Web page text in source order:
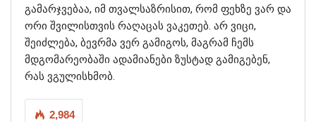
გამარჯვებაა, იმ თვალსაზრისით, რომ ფეხზე ვარ და
ორი შვილისთვის რაღაცას ვაკეთებ. არ ვიცი,
შეიძლება, ბევრმა ვერ გამიგოს, მაგრამ ჩემს
მდგომარეობაში ადამიანები ზუსტად გამიგებენ,
რას ვგულისხმობ.
2,984